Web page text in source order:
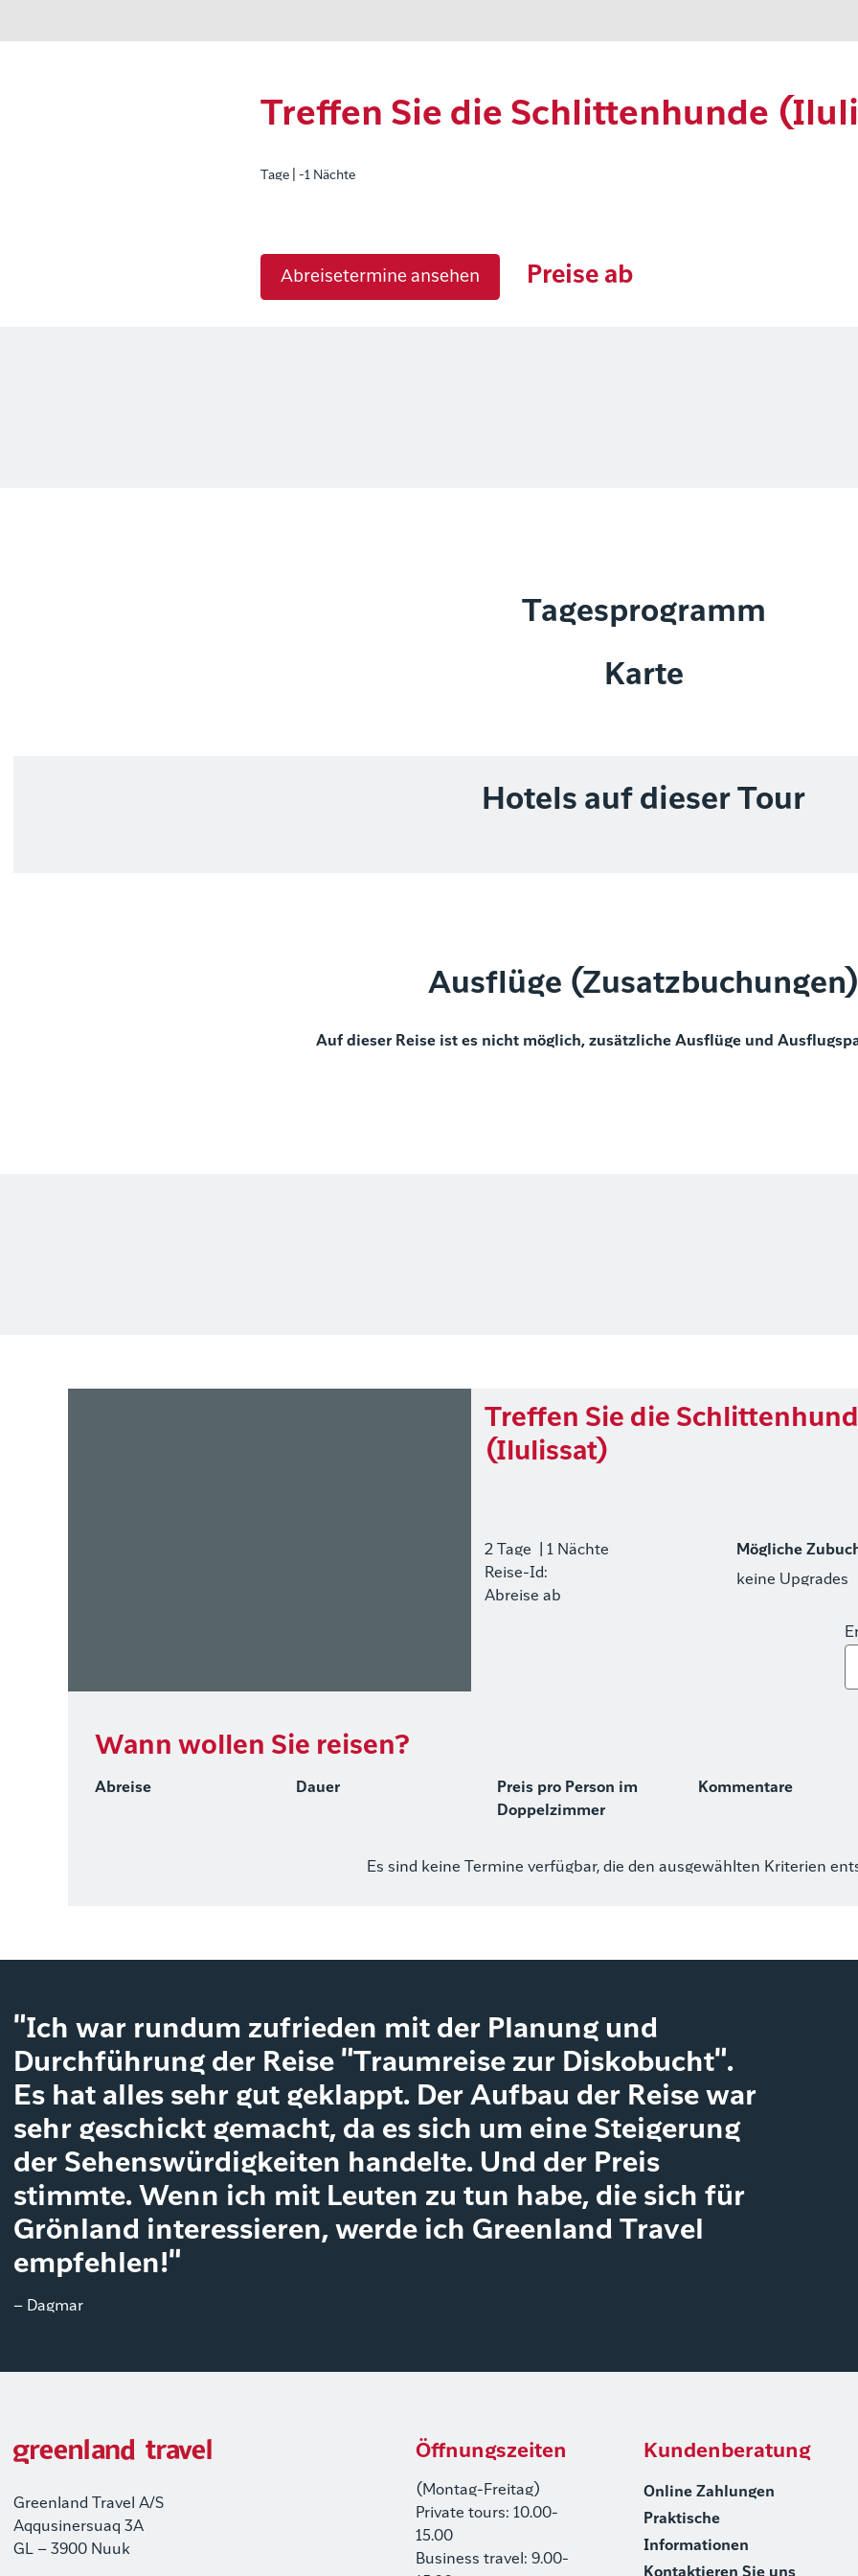
Treffen Sie die Schlittenhunde
Tage | -1 Nächte
Abreisetermine ansehen Preise ab
Tagesprogramm
Karte
Hotels auf dieser Tour
Ausflüge (Zusatzbuchungen)
Auf dieser Reise ist es nicht möglich, zusätzliche Ausflüge und
Treffen Sie die
(Ilulissat)
2 Tage
| 1 Nächte
Reise-Id:
Abreise ab
Mögliche
keine Upgrades
Wann wollen Sie reisen?
Abreise Dauer
Preis pro Person im
Doppelzimmer
Kommentare
Es sind keine Termine verfügbar, die den ausgewählten Kriterien
"Ich war rundum zufrieden mit der Planung und
Durchführung der Reise "Traumreise zur Diskobucht".
Es hat alles sehr gut geklappt. Der Aufbau der Reise war
sehr geschickt gemacht, da es sich um eine Steigerung
der Sehenswürdigkeiten handelte. Und der Preis
stimmte. Wenn ich mit Leuten zu tun habe, die sich für
Grönland interessieren, werde ich Greenland Travel
empfehlen!"
– Dagmar
Greenland Travel A/S
Aqqusinersuaq 3A
GL – 3900 Nuuk
Öffnungszeiten
(Montag-Freitag)
Private tours: 10.00-
15.00
Business travel: 9.00-
Kundenberatung
Online Zahlungen
Praktische
Informationen